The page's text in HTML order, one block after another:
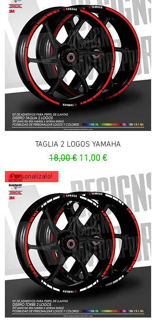
TAGLIA 2 LOGOS YAMAHA
Prix original
18,00 € Prix promotionnel
11,00 €
Personalízalo!